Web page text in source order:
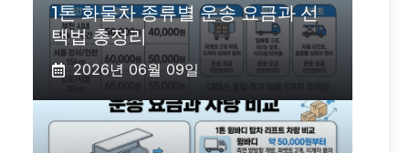
1톤 화물차 종류별 운송 요금과 선
택법 총정리
2026년 06월 09일